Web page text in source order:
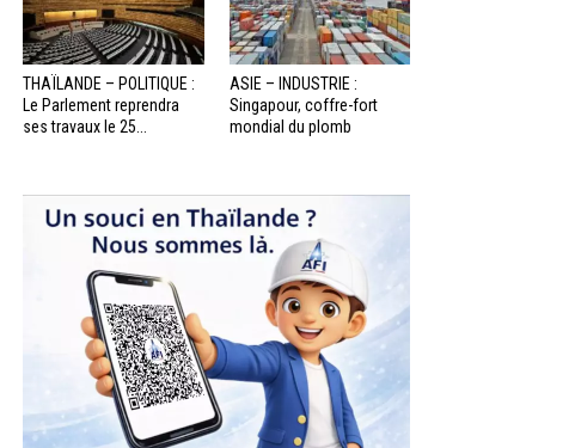
THAÏLANDE – POLITIQUE :
Le Parlement reprendra
ses travaux le 25...
ASIE – INDUSTRIE :
Singapour, coffre-fort
mondial du plomb